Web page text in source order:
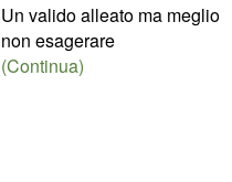
Un valido alleato ma meglio
non esagerare
(Continua)